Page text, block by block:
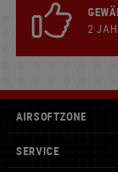
2
AIRSOFTZONE
SERVICE